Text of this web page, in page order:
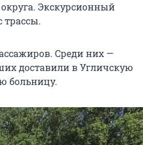
Экскурсионный
трассы.
Среди них —
доставили в Угличскую
больницу.